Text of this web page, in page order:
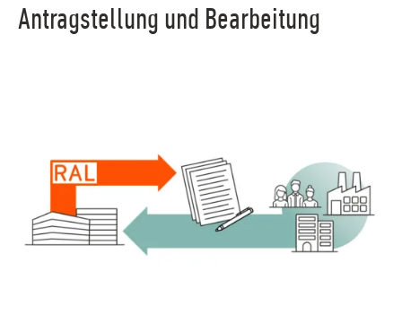
Antragstellung und Bearbeitung